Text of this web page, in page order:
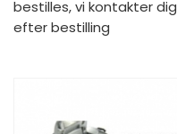
bestilles, vi kontakter dig
efter bestilling